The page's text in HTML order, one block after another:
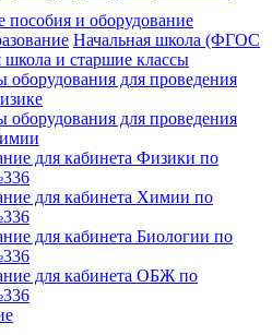
пособия и оборудование
Начальная школа (ФГОС
и старшие классы
оборудования для проведения
оборудования для проведения
для кабинета Физики по
для кабинета Химии по
для кабинета Биологии по
для кабинета ОБЖ по